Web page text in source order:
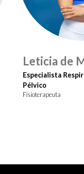
Leticia de
Especialista
Pélvico
Fisioterapeuta